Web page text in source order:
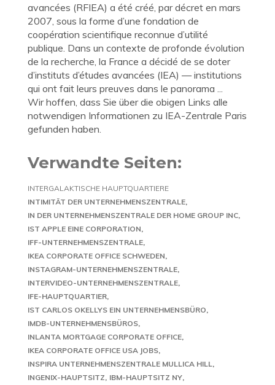
avancées (RFIEA) a été créé, par décret en mars
2007, sous la forme d’une fondation de
coopération scientifique reconnue d’utilité
publique. Dans un contexte de profonde évolution
de la recherche, la France a décidé de se doter
d’instituts d’études avancées (IEA) — institutions
qui ont fait leurs preuves dans le panorama ...
Wir hoffen, dass Sie über die obigen Links alle
notwendigen Informationen zu IEA-Zentrale Paris
gefunden haben.
Verwandte Seiten:
INTERGALAKTISCHE HAUPTQUARTIERE
INTIMITÄT DER UNTERNEHMENSZENTRALE
IN DER UNTERNEHMENSZENTRALE DER HOME GROUP INC
IST APPLE EINE CORPORATION
IFF-UNTERNEHMENSZENTRALE
IKEA CORPORATE OFFICE SCHWEDEN
INSTAGRAM-UNTERNEHMENSZENTRALE
INTERVIDEO-UNTERNEHMENSZENTRALE
IFE-HAUPTQUARTIER
IST CARLOS OKELLYS EIN UNTERNEHMENSBÜRO
IMDB-UNTERNEHMENSBÜROS
INLANTA MORTGAGE CORPORATE OFFICE
IKEA CORPORATE OFFICE USA JOBS
INSPIRA UNTERNEHMENSZENTRALE MULLICA HILL
INGENIX-HAUPTSITZ IBM-HAUPTSITZ NY